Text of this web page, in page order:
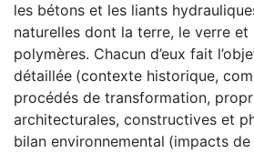
les bétons et les liants
naturelles dont la terre, le verre et
polymères. Chacun d’eux fait
détaillée (contexte historique,
procédés de transformation,
architecturales, constructives et
bilan environnemental (impacts